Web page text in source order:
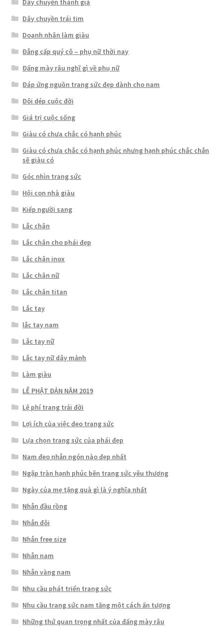
Dây chuyền thánh giá
Dây chuyền trái tim
Doanh nhân làm giàu
Đẳng cấp quý cô – phụ nữ thời nay
Đấng mày râu nghĩ gì về phụ nữ
Đáp ứng nguồn trang sức đẹp dành cho nam
Đôi dép cuộc đời
Giá trị cuộc sống
Giàu có chưa chắc có hạnh phúc
Giàu có chưa chắc có hạnh phúc nhưng hạnh phúc chắc chắn
sẽ giàu có
Góc nhìn trang sức
Hội con nhà giàu
Kiếp người sang
Lắc chân
Lắc chân cho phái đẹp
Lắc chân inox
Lắc chân nữ
Lắc chân titan
Lắc tay
lắc tay nam
Lắc tay nữ
Lắc tay nữ dây mảnh
Làm giàu
LỄ PHẬT ĐẢN NĂM 2019
Lệ phí trang trải đời
Lợi ích của việc đeo trang sức
Lựa chọn trang sức của phái đẹp
Nam đeo nhẫn ngón nào đẹp nhất
Ngập tràn hạnh phúc bên trang sức yêu thương
Ngày của mẹ tặng quà gì là ý nghĩa nhất
Nhẫn đầu rồng
Nhẫn đôi
Nhẫn free size
Nhẫn nam
Nhẫn vàng nam
Nhu cầu phát triển trang sức
Nhu cầu trang sức nam tăng một cách ấn tượng
Những thứ quan trọng nhất của đấng mày râu